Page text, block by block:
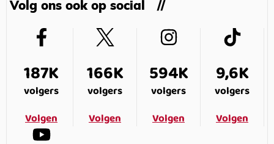
Volg ons ook op social
187K
volgers
Volgen
166K
volgers
Volgen
594K
volgers
Volgen
9,6K
volgers
Volgen